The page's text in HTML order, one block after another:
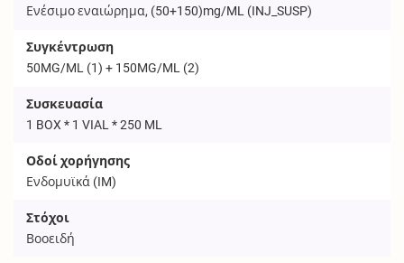
Ενέσιμο εναιώρημα, (50+150)mg/ML (INJ_SUSP)
Συγκέντρωση
50MG/ML (1) + 150MG/ML (2)
Συσκευασία
1 BOX * 1 VIAL * 250 ML
Οδοί χορήγησης
Ενδομυϊκά (IM)
Στόχοι
Βοοειδή